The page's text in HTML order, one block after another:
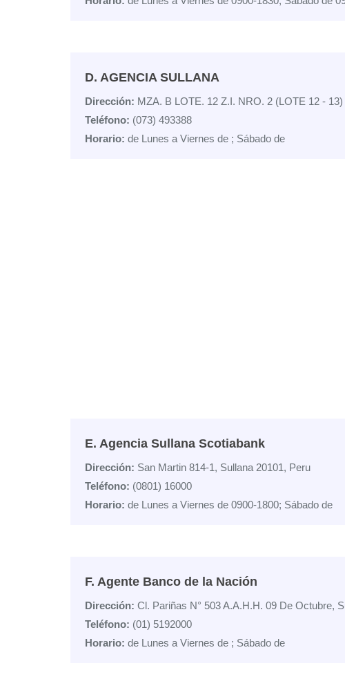
D. AGENCIA SULLANA
Dirección: MZA. B LOTE. 12 Z.I. NRO. 2 (LOTE 12 -
Teléfono: (073) 493388
Horario: de Lunes a Viernes de ; Sábado de
E. Agencia Sullana Scotiabank
Dirección: San Martin 814-1, Sullana 20101, Peru
Teléfono: (0801) 16000
Horario: de Lunes a Viernes de 0900-1800; Sábado de
F. Agente Banco de la Nación
Dirección: Cl. Pariñas N° 503 A.A.H.H. 09 De Octubre,
Teléfono: (01) 5192000
Horario: de Lunes a Viernes de ; Sábado de